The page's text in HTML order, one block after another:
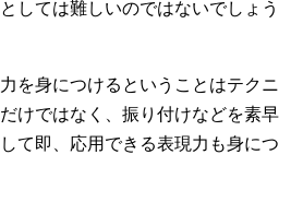
しては難しいのではないでしょう
を身につけるということはテクニ
けではなく、振り付けなどを素早
て即、応用できる表現力も身につ